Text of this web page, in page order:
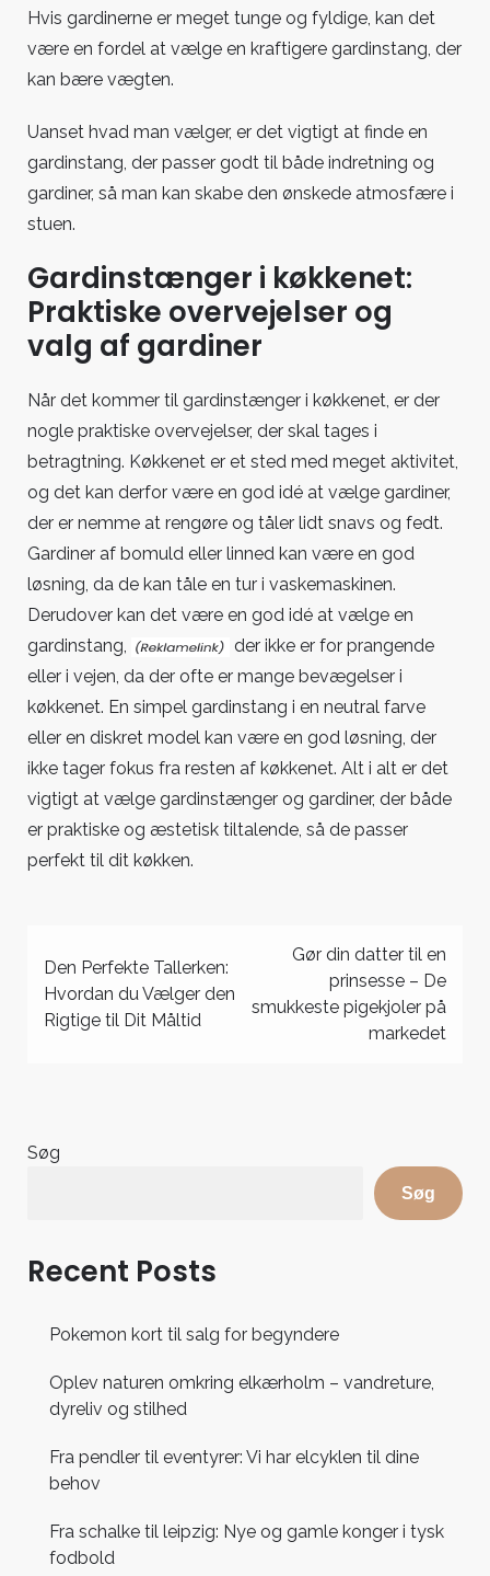
Hvis gardinerne er meget tunge og fyldige, kan det
være en fordel at vælge en kraftigere gardinstang, der
kan bære vægten.
Uanset hvad man vælger, er det vigtigt at finde en
gardinstang, der passer godt til både indretning og
gardiner, så man kan skabe den ønskede atmosfære i
stuen.
Gardinstænger i køkkenet:
Praktiske overvejelser og
valg af gardiner
Når det kommer til gardinstænger i køkkenet, er der
nogle praktiske overvejelser, der skal tages i
betragtning. Køkkenet er et sted med meget aktivitet,
og det kan derfor være en god idé at vælge gardiner,
der er nemme at rengøre og tåler lidt snavs og fedt.
Gardiner af bomuld eller linned kan være en god
løsning, da de kan tåle en tur i vaskemaskinen.
Derudover kan det være en god idé at vælge en
gardinstang,
der ikke er for prangende
eller i vejen, da der ofte er mange bevægelser i
køkkenet. En simpel gardinstang i en neutral farve
eller en diskret model kan være en god løsning, der
ikke tager fokus fra resten af køkkenet. Alt i alt er det
vigtigt at vælge gardinstænger og gardiner, der både
er praktiske og æstetisk tiltalende, så de passer
perfekt til dit køkken.
Indlægsnavigation
Den Perfekte Tallerken:
Hvordan du Vælger den
Rigtige til Dit Måltid
Gør din datter til en
prinsesse – De
smukkeste pigekjoler på
markedet
Søg
Søg
Recent Posts
Pokemon kort til salg for begyndere
Oplev naturen omkring elkærholm – vandreture,
dyreliv og stilhed
Fra pendler til eventyrer: Vi har elcyklen til dine
behov
Fra schalke til leipzig: Nye og gamle konger i tysk
fodbold